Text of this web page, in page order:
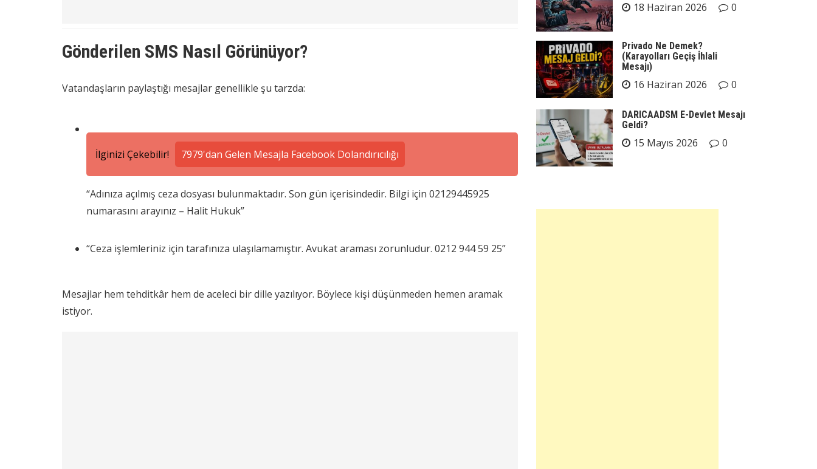
Gönderilen SMS Nasıl Görünüyor?
Vatandaşların paylaştığı mesajlar genellikle şu tarzda:
İlginizi Çekebilir! 7979'dan Gelen Mesajla Facebook Dolandırıcılığı
“Adınıza açılmış ceza dosyası bulunmaktadır. Son gün içerisindedir. Bilgi için 02129445925
numarasını arayınız – Halit Hukuk”
“Ceza işlemleriniz için tarafınıza ulaşılamamıştır. Avukat araması zorunludur. 0212 944 59 25”
Mesajlar hem tehditkâr hem de aceleci bir dille yazılıyor. Böylece kişi düşünmeden hemen aramak
istiyor.
18 Haziran 2026 0
Privado Ne Demek?
(Karayolları Geçiş İhlali
Mesajı)
16 Haziran 2026 0
DARICAADSM E-Devlet Mesajı
Geldi?
15 Mayıs 2026 0